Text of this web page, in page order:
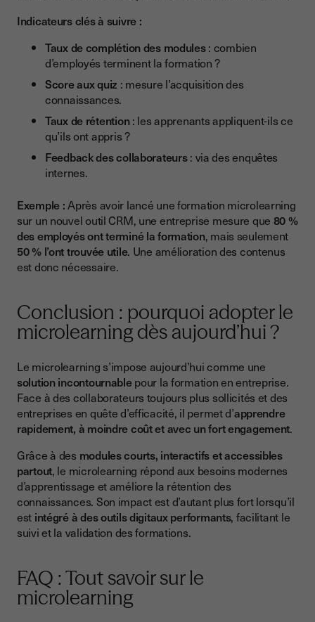
Indicateurs clés à suivre :
Taux de complétion des modules: combien
d’employés terminent la formation ?
Score aux quiz : mesure l’acquisition des
connaissances.
Taux de rétention: les apprenants appliquent-ils ce
qu’ils ont appris ?
Feedback des collaborateurs: via des enquêtes
internes.
Exemple :Après avoir lancé une formation microlearning
sur un nouvel outil CRM, une entreprise mesure que 80 %
des employés ont terminé la formation, mais seulement
50 % l’ont trouvée utile. Une amélioration des contenus
est donc nécessaire.
Conclusion : pourquoi adopter le
microlearning dès aujourd’hui ?
Le microlearning s’impose aujourd’hui comme une
solution incontournablepour la formation en entreprise.
Face à des collaborateurs toujours plus sollicités et des
entreprises en quête d’efficacité, il permet d’apprendre
rapidement, à moindre coût et avec un fort engagement.
Grâce à des modules courts, interactifs et accessibles
partout, le microlearning répond aux besoins modernes
d’apprentissage et améliore la rétention des
connaissances. Son impact est d’autant plus fort lorsqu’il
est intégré à des outils digitaux performants, facilitant le
suivi et la validation des formations.
FAQ : Tout savoir sur le
microlearning